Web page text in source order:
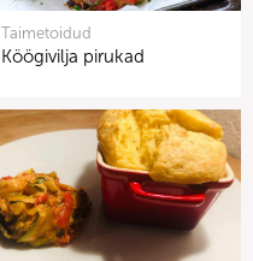
Taimetoidud
Köögivilja pirukad